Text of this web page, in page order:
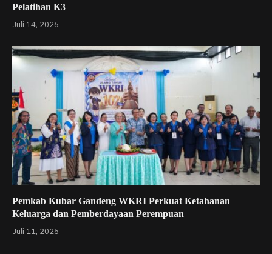
Pelatihan K3
Juli 14, 2026
Pemkab Kubar Gandeng WKRI Perkuat Ketahanan
Keluarga dan Pemberdayaan Perempuan
Juli 11, 2026